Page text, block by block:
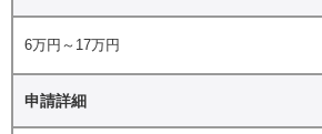
6万円～17万円
申請詳細